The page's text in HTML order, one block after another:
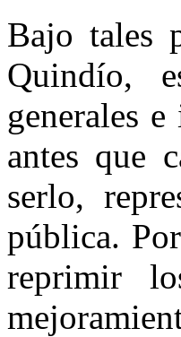
Bajo tales
Quindío,
generales
antes que
serlo,
pública.
reprimir